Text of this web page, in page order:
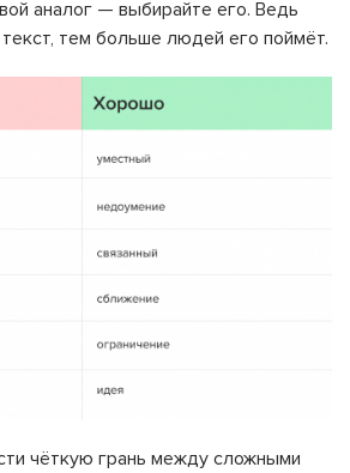
аналог — выбирайте его. Ведь
тем больше людей его поймёт.
чёткую грань между сложными